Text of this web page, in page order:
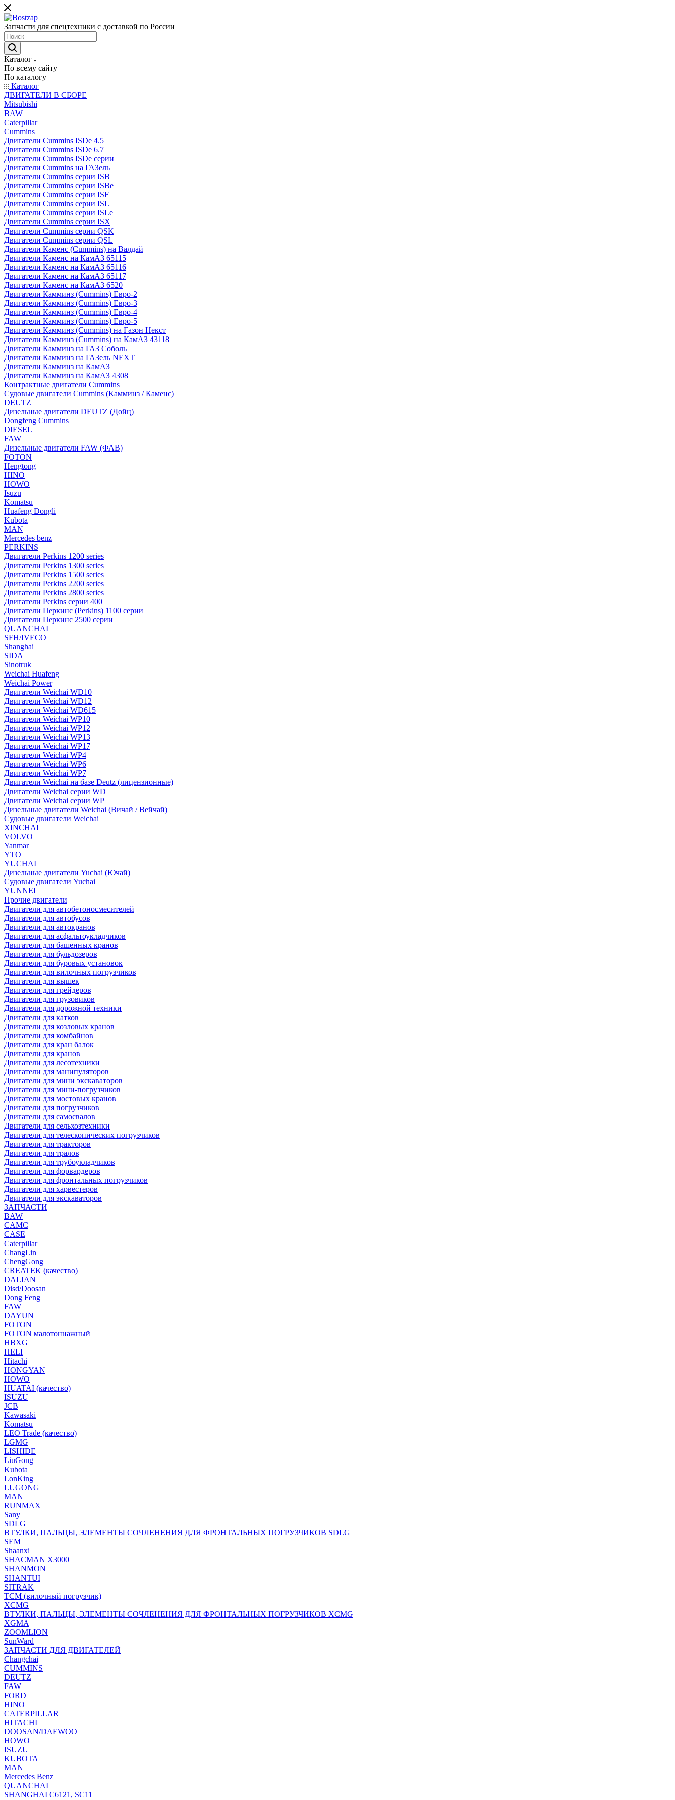
Запчасти для спецтехники с доставкой по России
Каталог
По всему сайту
По каталогу
Каталог
ДВИГАТЕЛИ В СБОРЕ
Mitsubishi
BAW
Caterpillar
Cummins
Двигатели Cummins ISDe 4.5
Двигатели Cummins ISDe 6.7
Двигатели Cummins ISDe серии
Двигатели Cummins на ГАЗель
Двигатели Cummins серии ISB
Двигатели Cummins серии ISBe
Двигатели Cummins серии ISF
Двигатели Cummins серии ISL
Двигатели Cummins серии ISLe
Двигатели Cummins серии ISX
Двигатели Cummins серии QSK
Двигатели Cummins серии QSL
Двигатели Каменс (Cummins) на Валдай
Двигатели Каменс на КамАЗ 65115
Двигатели Каменс на КамАЗ 65116
Двигатели Каменс на КамАЗ 65117
Двигатели Каменс на КамАЗ 6520
Двигатели Камминз (Cummins) Евро-2
Двигатели Камминз (Cummins) Евро-3
Двигатели Камминз (Cummins) Евро-4
Двигатели Камминз (Cummins) Евро-5
Двигатели Камминз (Cummins) на Газон Некст
Двигатели Камминз (Cummins) на КамАЗ 43118
Двигатели Камминз на ГАЗ Соболь
Двигатели Камминз на ГАЗель NEXT
Двигатели Камминз на КамАЗ
Двигатели Камминз на КамАЗ 4308
Контрактные двигатели Cummins
Судовые двигатели Cummins (Камминз / Каменс)
DEUTZ
Дизельные двигатели DEUTZ (Дойц)
Dongfeng Cummins
DIESEL
FAW
Дизельные двигатели FAW (ФАВ)
FOTON
Hengtong
HINO
HOWO
Isuzu
Komatsu
Huafeng Dongli
Kubota
MAN
Mercedes benz
PERKINS
Двигатели Perkins 1200 series
Двигатели Perkins 1300 series
Двигатели Perkins 1500 series
Двигатели Perkins 2200 series
Двигатели Perkins 2800 series
Двигатели Perkins серии 400
Двигатели Перкинс (Perkins) 1100 серии
Двигатели Перкинс 2500 серии
QUANCHAI
SFH/IVECO
Shanghai
SIDA
Sinotruk
Weichai Huafeng
Weichai Power
Двигатели Weichai WD10
Двигатели Weichai WD12
Двигатели Weichai WD615
Двигатели Weichai WP10
Двигатели Weichai WP12
Двигатели Weichai WP13
Двигатели Weichai WP17
Двигатели Weichai WP4
Двигатели Weichai WP6
Двигатели Weichai WP7
Двигатели Weichai на базе Deutz (лицензионные)
Двигатели Weichai серии WD
Двигатели Weichai серии WP
Дизельные двигатели Weichai (Вичай / Вейчай)
Судовые двигатели Weichai
XINCHAI
VOLVO
Yanmar
YTO
YUCHAI
Дизельные двигатели Yuchai (Ючай)
Судовые двигатели Yuchai
YUNNEI
Прочие двигатели
Двигатели для автобетоносмесителей
Двигатели для автобусов
Двигатели для автокранов
Двигатели для асфальтоукладчиков
Двигатели для башенных кранов
Двигатели для бульдозеров
Двигатели для буровых установок
Двигатели для вилочных погрузчиков
Двигатели для вышек
Двигатели для грейдеров
Двигатели для грузовиков
Двигатели для дорожной техники
Двигатели для катков
Двигатели для козловых кранов
Двигатели для комбайнов
Двигатели для кран балок
Двигатели для кранов
Двигатели для лесотехники
Двигатели для манипуляторов
Двигатели для мини экскаваторов
Двигатели для мини-погрузчиков
Двигатели для мостовых кранов
Двигатели для погрузчиков
Двигатели для самосвалов
Двигатели для сельхозтехники
Двигатели для телескопических погрузчиков
Двигатели для тракторов
Двигатели для тралов
Двигатели для трубоукладчиков
Двигатели для форвардеров
Двигатели для фронтальных погрузчиков
Двигатели для харвестеров
Двигатели для экскаваторов
ЗАПЧАСТИ
BAW
CAMC
CASE
Caterpillar
ChangLin
ChengGong
CREATEK (качество)
DALIAN
Disd/Doosan
Dong Feng
FAW
DAYUN
FOTON
FOTON малотоннажный
HBXG
HELI
Hitachi
HONGYAN
HOWO
HUATAI (качество)
ISUZU
JCB
Kawasaki
Komatsu
LEO Trade (качество)
LGMG
LISHIDE
LiuGong
Kubota
LonKing
LUGONG
MAN
RUNMAX
Sany
SDLG
ВТУЛКИ, ПАЛЬЦЫ, ЭЛЕМЕНТЫ СОЧЛЕНЕНИЯ ДЛЯ ФРОНТАЛЬНЫХ ПОГРУЗЧИКОВ SDLG
SEM
Shaanxi
SHACMAN X3000
SHANMON
SHANTUI
SITRAK
TCM (вилочный погрузчик)
XCMG
ВТУЛКИ, ПАЛЬЦЫ, ЭЛЕМЕНТЫ СОЧЛЕНЕНИЯ ДЛЯ ФРОНТАЛЬНЫХ ПОГРУЗЧИКОВ XCMG
XGMA
ZOOMLION
SunWard
ЗАПЧАСТИ ДЛЯ ДВИГАТЕЛЕЙ
Changchai
CUMMINS
DEUTZ
FAW
FORD
HINO
CATERPILLAR
HITACHI
DOOSAN/DAEWOO
HOWO
ISUZU
KUBOTA
MAN
Mercedes Benz
QUANCHAI
SHANGHAI C6121, SC11